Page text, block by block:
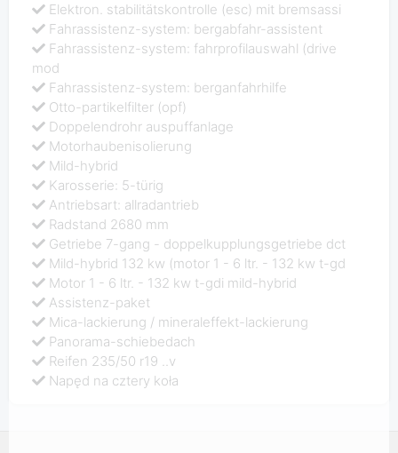
Elektron. stabilitätskontrolle (esc) mit bremsassi
Fahrassistenz-system: bergabfahr-assistent
Fahrassistenz-system: fahrprofilauswahl (drive
mod
Fahrassistenz-system: berganfahrhilfe
Otto-partikelfilter (opf)
Doppelendrohr auspuffanlage
Motorhaubenisolierung
Mild-hybrid
Karosserie: 5-türig
Antriebsart: allradantrieb
Radstand 2680 mm
Getriebe 7-gang - doppelkupplungsgetriebe dct
Mild-hybrid 132 kw (motor 1 - 6 ltr. - 132 kw t-gd
Motor 1 - 6 ltr. - 132 kw t-gdi mild-hybrid
Assistenz-paket
Mica-lackierung / mineraleffekt-lackierung
Panorama-schiebedach
Reifen 235/50 r19 ..v
Napęd na cztery koła